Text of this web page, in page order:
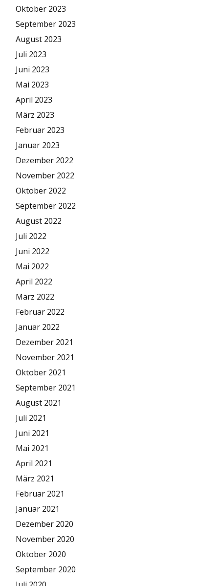
Oktober 2023
September 2023
August 2023
Juli 2023
Juni 2023
Mai 2023
April 2023
März 2023
Februar 2023
Januar 2023
Dezember 2022
November 2022
Oktober 2022
September 2022
August 2022
Juli 2022
Juni 2022
Mai 2022
April 2022
März 2022
Februar 2022
Januar 2022
Dezember 2021
November 2021
Oktober 2021
September 2021
August 2021
Juli 2021
Juni 2021
Mai 2021
April 2021
März 2021
Februar 2021
Januar 2021
Dezember 2020
November 2020
Oktober 2020
September 2020